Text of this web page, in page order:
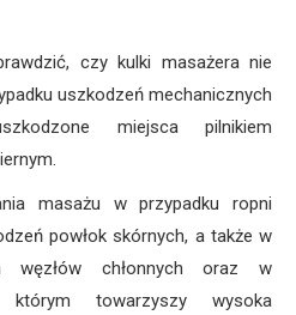
czy kulki masażera nie
uszkodzeń mechanicznych
miejsca pilnikiem
masażu w przypadku ropni
powłok skórnych, a także w
węzłów chłonnych oraz w
którym towarzyszy wysoka